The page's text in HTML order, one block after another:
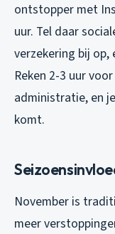
ontstopper met
uur. Tel daar
verzekering bij op,
Reken 2-3 uur
administratie, en
komt.
November is
meer